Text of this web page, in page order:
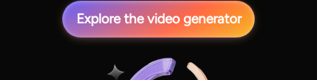
Explore the video generator